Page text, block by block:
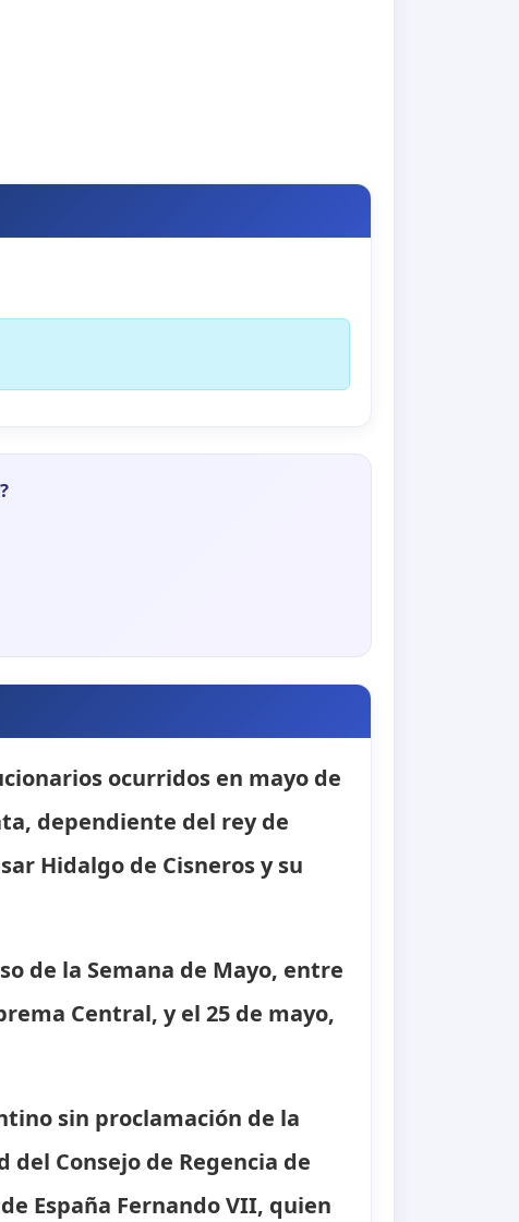
ocurridos en mayo de
dependiente del rey de
Hidalgo de Cisneros y su
de la Semana de Mayo, entre
Central, y el 25 de mayo,
sin proclamación de la
Consejo de Regencia de
España Fernando VII, quien